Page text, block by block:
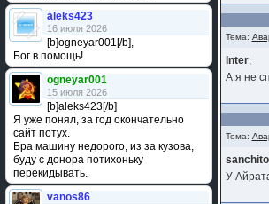
aleks423
16 июля 2026
[b]ogneyar001[/b],
Бог в помощь!
ogneyar001
15 июля 2026
[b]aleks423[/b]
Я уже понял, за год окончательно
сайт потух.
Бра машину недорого, из за кузова,
буду с донора потихоньку
перекидывать.
vanos86
Тема:
Inter,
А я не
Тема:
sanchito
У